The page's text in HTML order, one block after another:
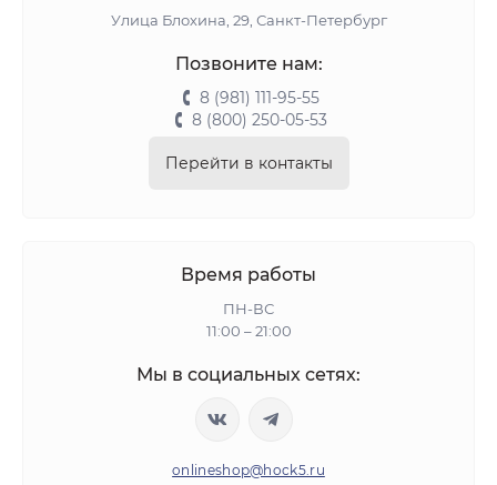
Улица Блохина, 29, Санкт-Петербург
Позвоните нам:
8 (981) 111-95-55
8 (800) 250-05-53
Перейти в контакты
Время работы
ПН-ВС
11:00 – 21:00
Мы в социальных сетях:
onlineshop@hock5.ru